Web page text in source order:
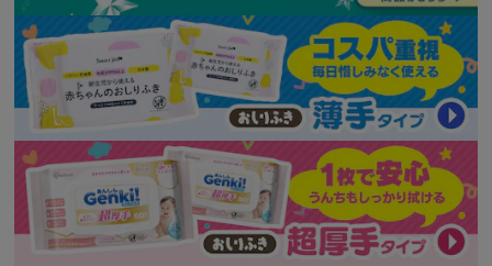
カートに入れる 購入手続きへ